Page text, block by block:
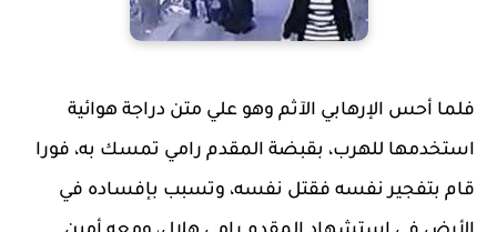
فلما أحس الإرهابي الآثم وهو علي متن دراجة هوائية
استخدمها للهرب، بقبضة المقدم رامي تمسك به، فورا
قام بتفجير نفسه فقتل نفسه، وتسبب بإفساده في